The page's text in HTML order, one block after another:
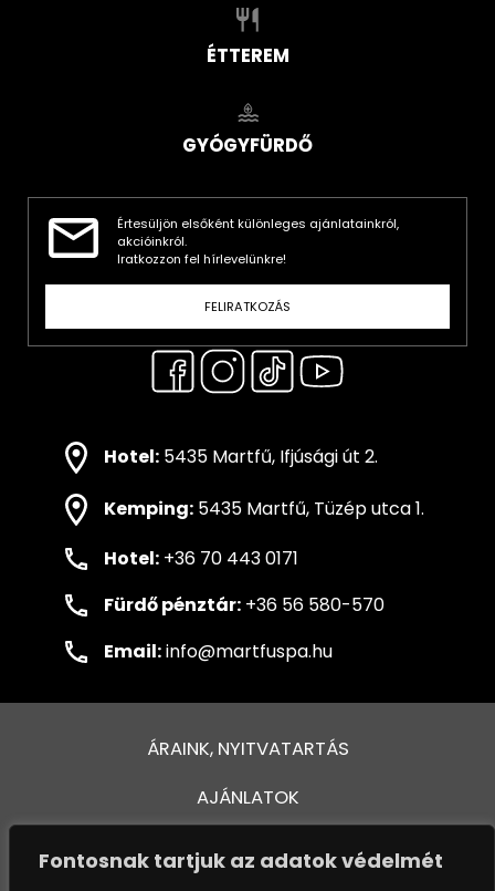
Fontosnak tartjuk az adatok védelmét
ÉTTEREM
GYÓGYFÜRDŐ
Értesüljön elsőként különleges ajánlatainkról,
akcióinkról.
Iratkozzon fel hírlevelünkre!
FELIRATKOZÁS
Hotel: 5435 Martfű, Ifjúsági út 2.
Kemping: 5435 Martfű, Tüzép utca 1.
Hotel: +36 70 443 0171
Fürdő pénztár: +36 56 580-570
Email:info@martfuspa.hu
ÁRAINK, NYITVATARTÁS
AJÁNLATOK